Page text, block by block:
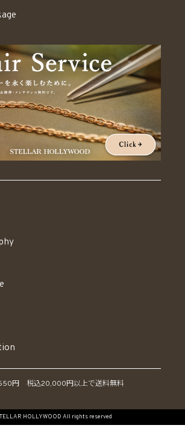
円 税込20,000円以上で送料無料
HOLLYWOOD All rights reserved